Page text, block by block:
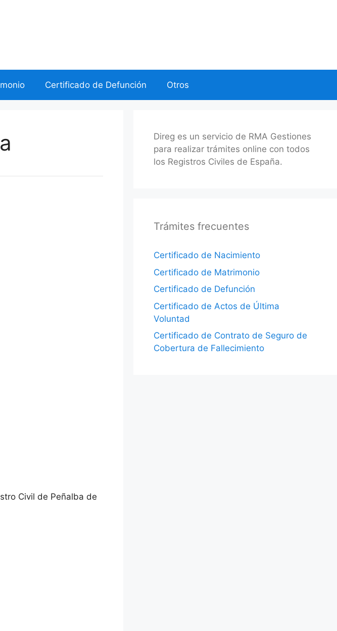
Certificado de Defunción Otros
Civil de Peñalba de
Direg es un servicio de RMA Gestiones
para realizar trámites online con todos
los Registros Civiles de España.
Trámites frecuentes
Certificado de Nacimiento
Certificado de Matrimonio
Certificado de Defunción
Certificado de Actos de Última
Voluntad
Certificado de Contrato de Seguro de
Cobertura de Fallecimiento